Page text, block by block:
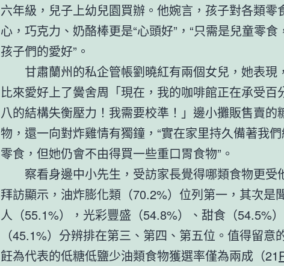
六年級，兒子上幼兒園買辦。他婉言，孩子對各類零
心，巧克力、奶酪棒更是“心頭好”，“只需是兒童零
孩子們的愛好”。
甘肅蘭州的私企管帳劉曉紅有兩個女兒，她表現
比來愛好上了黌舍周「現在，我的咖啡館正在承受百
八的結構失衡壓力！我需要校準！」邊小攤販售賣的
物，還一向對炸雞情有獨鐘，“實在家里持久備著我
零食，但她仍會不由得買一些重口胃食物”。
察看身邊中小先生，受訪家長覺得哪類食物更受
拜訪顯示，油炸膨化類（70.2%）位列第一，其次是
人（55.1%），光彩豐盛（54.8%）、甜食（54.5%
（45.1%）分辨排在第三、第四、第五位。值得留意
飪為代表的低糖低鹽少油類食物獲選率僅為兩成（21